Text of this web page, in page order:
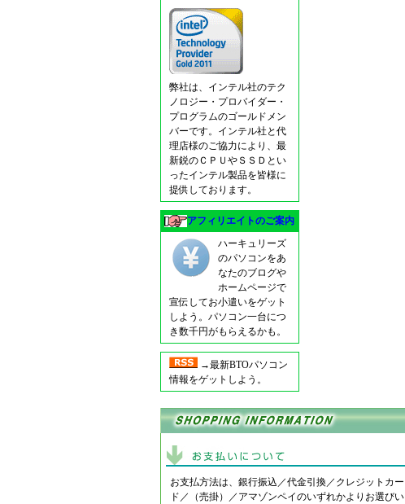
弊社は、インテル社のテク
ノロジー・プロバイダー・
プログラムのゴールドメン
バーです。インテル社と代
理店様のご協力により、最
新鋭のＣＰＵやＳＳＤとい
ったインテル製品を皆様に
提供しております。
アフィリエイトのご案内
ハーキュリーズ
のパソコンをあ
なたのブログや
ホームページで
宣伝してお小遣いをゲット
しよう。パソコン一台につ
き数千円がもらえるかも。
→最新BTOパソコン
情報をゲットしよう。
お支払方法は、銀行振込／代金引換／クレジットカー
ド／（売掛）／アマゾンペイのいずれかよりお選びい